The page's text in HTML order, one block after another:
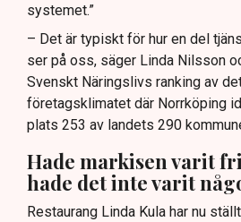
systemet.”
– Det är typiskt för hur en del
ser på oss, säger Linda Nilsson
Svenskt Näringslivs ranking av
företagsklimatet där Norrköping
plats 253 av landets 290
Hade markisen varit
hade det inte varit
Restaurang Linda Kula har nu